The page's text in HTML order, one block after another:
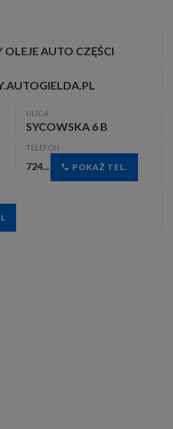
AUTO CZĘŚCI
ULICA
SYCOWSKA 6 B
TELEFON
724... POKAŻ TEL.